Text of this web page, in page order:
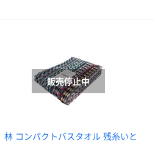
林 コンパクトバスタオル 残糸いと